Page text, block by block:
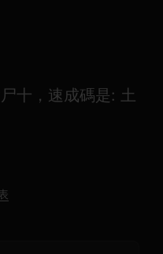
十，速成碼是: 土